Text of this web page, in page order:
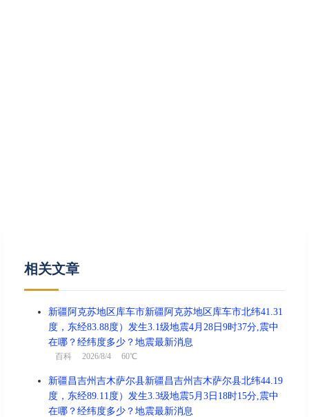
相关文章
新疆阿克苏地区库车市新疆阿克苏地区库车市北纬41.31
度，东经83.88度）发生3.1级地震4月28日9时37分,震中
在哪？经纬度多少？地震最新消息
百科 2026/8/4 60℃
新疆昌吉州吉木萨尔县新疆昌吉州吉木萨尔县北纬44.19
度，东经89.11度）发生3.3级地震5月3日18时15分,震中
在哪？经纬度多少？地震最新消息